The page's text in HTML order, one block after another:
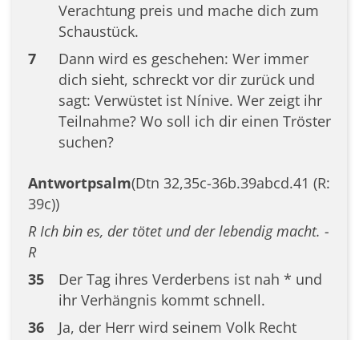
Verachtung preis und mache dich zum
Schaustück.
7
Dann wird es geschehen: Wer immer
dich sieht, schreckt vor dir zurück und
sagt: Verwüstet ist Nínive. Wer zeigt ihr
Teilnahme? Wo soll ich dir einen Tröster
suchen?
Antwortpsalm(Dtn 32,35c-36b.39abcd.41 (R:
39c))
R Ich bin es, der tötet und der lebendig macht. -
R
35
Der Tag ihres Verderbens ist nah * und
ihr Verhängnis kommt schnell.
36
Ja, der Herr wird seinem Volk Recht